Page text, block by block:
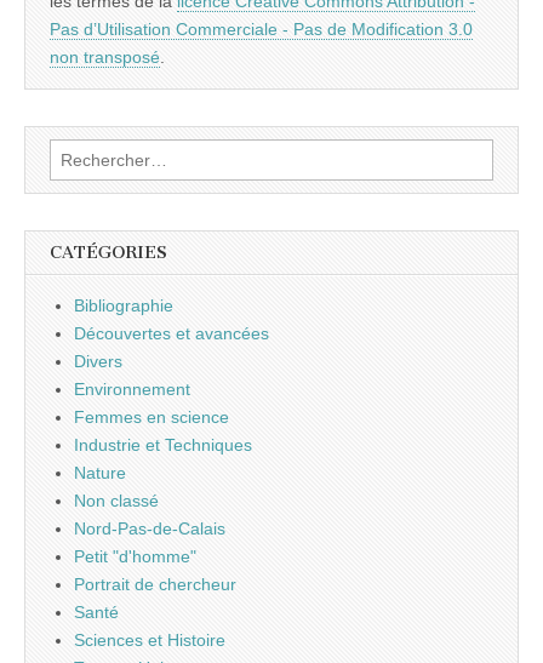
Pas d’Utilisation Commerciale - Pas de Modification 3.0
non transposé
Rechercher :
CATÉGORIES
Bibliographie
Découvertes et avancées
Divers
Environnement
Femmes en science
Industrie et Techniques
Nature
Non classé
Nord-Pas-de-Calais
Petit "d'homme"
Portrait de chercheur
Santé
Sciences et Histoire